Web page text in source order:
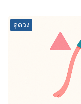
ดูดวง